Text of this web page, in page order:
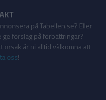
på Tabellen.se? Eller
ge förslag på förbättringar?
orsak är ni alltid välkomna att
oss!